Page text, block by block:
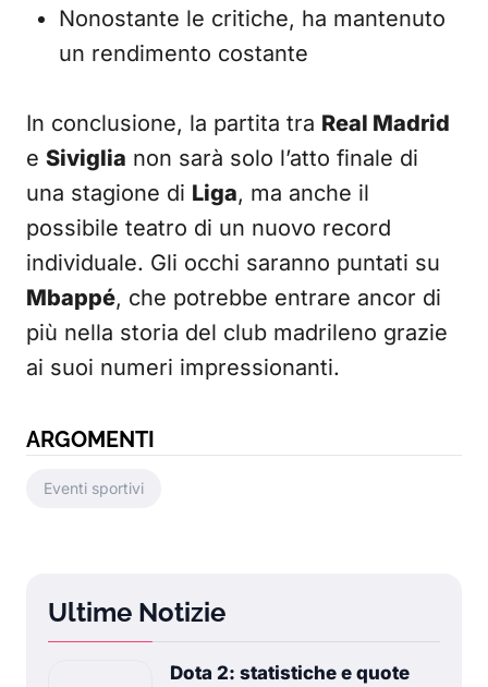
Nonostante le critiche, ha mantenuto
un rendimento costante
In conclusione, la partita tra Real Madrid
e Siviglia non sarà solo l’atto finale di
una stagione di Liga, ma anche il
possibile teatro di un nuovo record
individuale. Gli occhi saranno puntati su
Mbappé, che potrebbe entrare ancor di
più nella storia del club madrileno grazie
ai suoi numeri impressionanti.
ARGOMENTI
Eventi sportivi
Ultime Notizie
Dota 2: statistiche e quote